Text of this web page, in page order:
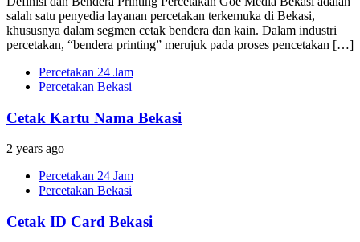
salah satu penyedia layanan percetakan terkemuka di Bekasi,
khususnya dalam segmen cetak bendera dan kain. Dalam industri
percetakan, “bendera printing” merujuk pada proses pencetakan […]
Percetakan 24 Jam
Percetakan Bekasi
Cetak Kartu Nama Bekasi
2 years ago
Percetakan 24 Jam
Percetakan Bekasi
Cetak ID Card Bekasi